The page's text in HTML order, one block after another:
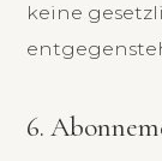
keine
6.